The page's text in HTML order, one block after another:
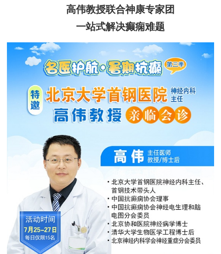
高伟教授联合神康专家团
一站式解决癫痫难题